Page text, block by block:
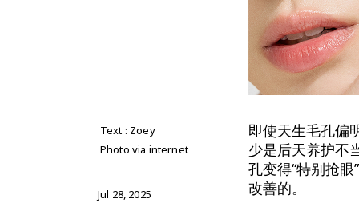
Text : Zoey
Photo via internet
Jul 28, 2025
即使天生毛孔偏
少是后天养护不
孔变得“特别抢
改善的。